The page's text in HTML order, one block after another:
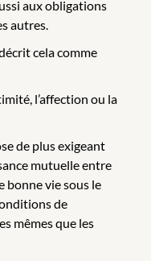
aux obligations
autres.
cela comme
l’affection ou la
de plus exigeant
mutuelle entre
bonne vie sous le
de
mêmes que les